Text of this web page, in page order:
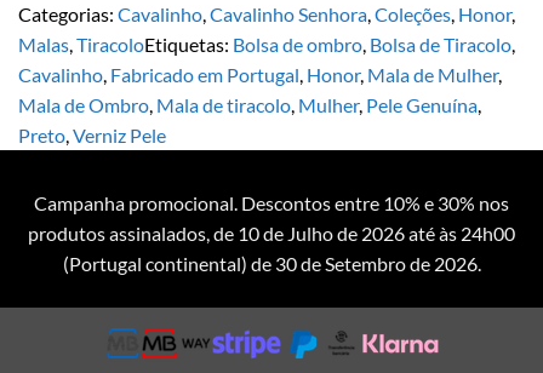
Categorias: Cavalinho,Cavalinho Senhora,Coleções, Honor,
Malas,TiracoloEtiquetas: Bolsa de ombro, Bolsa de Tiracolo,
Cavalinho, Fabricado em Portugal, Honor, Mala de Mulher,
Mala de Ombro, Mala de tiracolo, Mulher, Pele Genuína,
Preto,Verniz Pele
Campanha promocional. Descontos entre 10% e 30% nos
produtos assinalados, de 10 de Julho de 2026 até às 24h00
(Portugal continental) de 30 de Setembro de 2026.